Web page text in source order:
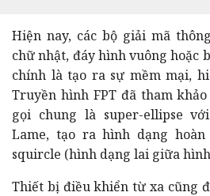
Hiện nay, các bộ giải mã
chữ nhật, đáy hình vuông hoặc
chính là tạo ra sự mềm mại,
Truyền hình FPT đã tham
gọi chung là super-ellipse
Lame, tạo ra hình dạng
squircle (hình dạng lai giữa
Thiết bị điều khiển từ xa cũng